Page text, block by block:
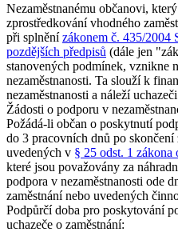
Nezaměstnanému občanovi,
zprostředkování vhodného
při splněnízákonem č. 435/2004
pozdějších předpisů (dále jen
stanovených podmínek, vznikne
nezaměstnanosti. Ta slouží k
nezaměstnanosti a náleží
Žádosti o podporu v
Požádá-li občan o poskytnutí
do 3 pracovních dnů po
uvedených v § 25 odst. 1 zákona
které jsou považovány za
podpora v nezaměstnanosti ode
zaměstnání nebo uvedených
Podpůrčí doba pro poskytování
uchazeče o zaměstnání: